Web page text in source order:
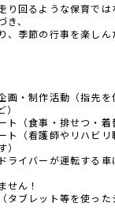
り回るような保育で
、
、季節の行事を楽し
画・制作活動（指先
ト（食事・排せつ・着
ト（看護師やリハビ
ライバーが運転する
せん！
タブレット等を使った